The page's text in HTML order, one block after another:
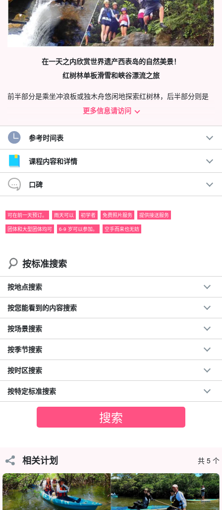
在一天之内欣赏世界遗产西表岛的自然美景！
红树林单板滑雪和峡谷漂流之旅
前半部分是乘坐冲浪板或独木舟悠闲地探索红树林，后半部分则是
当您沿着河道滑下，潜入瀑布盆地时，等待您的将是非凡的体验。
建议。
◆
◆ 乘坐 SUP 探索丛林
◆ 体验世界遗产西表岛的自然风光。
◆ 舒适的休息区和淋浴间。
专业导游的详细讲解。
◆ 峡谷漂流，非凡体验。
◆ 仲间川上唯一可提供 SUP 游览的地方。
体验世界自然遗产西表岛的整个自然环境！
由竹富町认证的专业导游带领！
为初学者提供支持
更多信息请访问
参考时间表
课程内容和详情
口碑
可在前一天预订。 雨天可以 初学者 免费照片服务
提供接送服务
团体和大型团体均可
6-9 岁可以参加。 空手而来也无妨
按标准搜索
按地点搜索
按您能看到的内容搜索
按场景搜索
按季节搜索
按时区搜索
按特定标准搜索
相关计划 共 5 个